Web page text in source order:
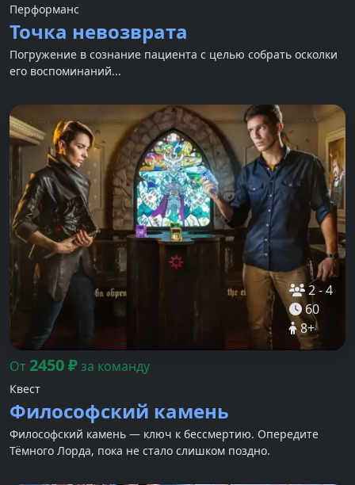
Перформанс
Точка невозврата
Погружение в сознание пациента с целью собрать осколки
его воспоминаний...
2-4
60
8+
От 2450₽за команду
Квест
Философский камень
Философский камень — ключ к бессмертию. Опередите
Тёмного Лорда, пока не стало слишком поздно.